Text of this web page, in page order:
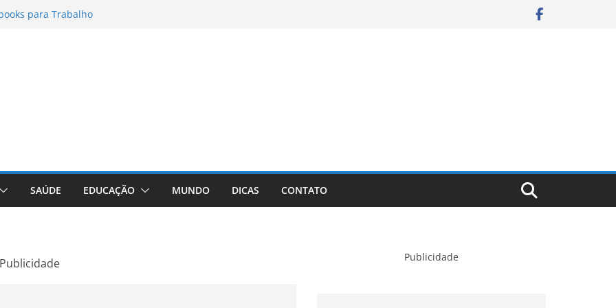
para Trabalho
A Comprehensive Review of the
Loss Pill
SAÚDE EDUCAÇÃO MUNDO DICAS CONTATO
Publicidade Publicidade